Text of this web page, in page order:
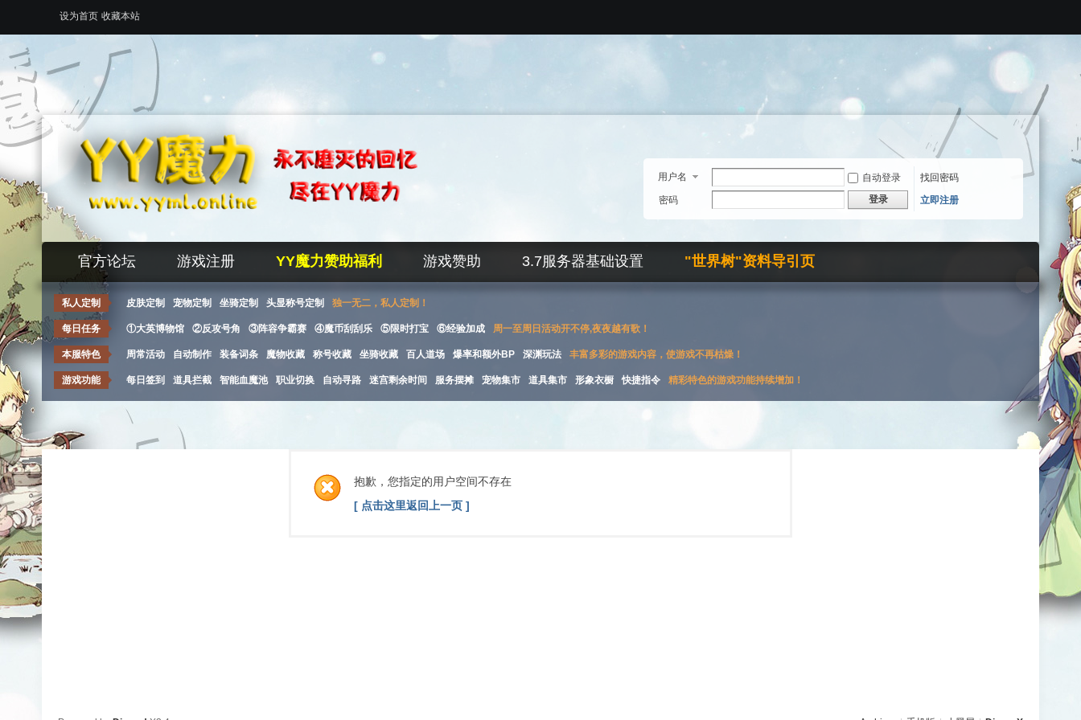
设为首页 收藏本站
用户名 自动登录
找回密码
密码
登录 立即注册
官方论坛 游戏注册 YY魔力赞助福利 游戏赞助 3.7服务器基础设置 "世界树"资料导引页
私人定制 皮肤定制 宠物定制 坐骑定制 头显称号定制 独一无二，私人定制！
每日任务 ①大英博物馆 ②反攻号角 ③阵容争霸赛 ④魔币刮刮乐 ⑤限时打宝 ⑥经验加成 周一至周日活动开不停,夜夜越有歌！
本服特色 周常活动 自动制作 装备词条 魔物收藏 称号收藏 坐骑收藏 百人道场 爆率和额外BP 深渊玩法 丰富多彩的游戏内容，使游戏不再枯燥！
游戏功能 每日签到 道具拦截 智能血魔池 职业切换 自动寻路 迷宫剩余时间 服务摆摊 宠物集市 道具集市 形象衣橱 快捷指令 精彩特色的游戏功能持续增加！
抱歉，您指定的用户空间不存在
[ 点击这里返回上一页 ]